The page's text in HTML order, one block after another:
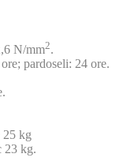
N/mm2.
pardoseli: 24 ore.
25 kg
23 kg.